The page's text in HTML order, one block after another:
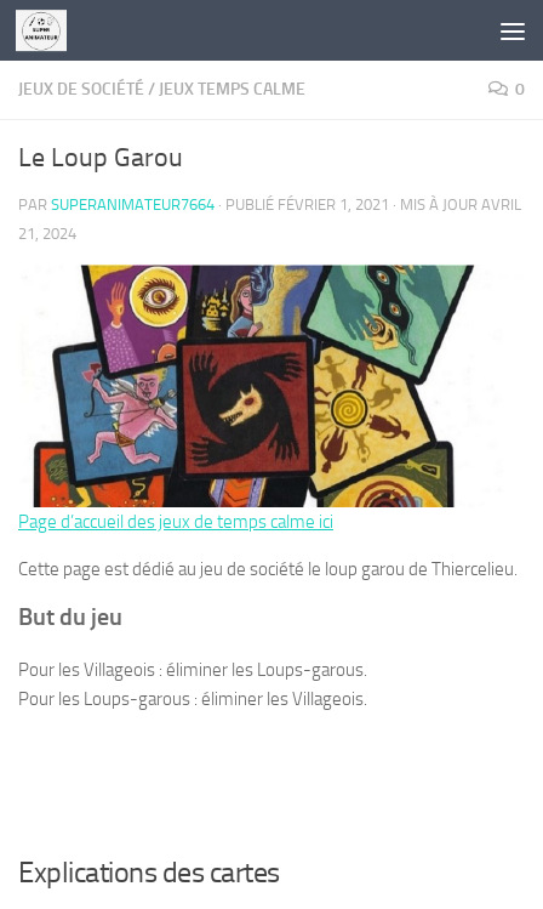
Skip to content
JEUX DE SOCIÉTÉ / JEUX TEMPS CALME 0
Le Loup Garou
PAR SUPERANIMATEUR7664 · PUBLIÉ FÉVRIER 1, 2021 · MIS À JOUR AVRIL
21, 2024
Page d’accueil des jeux de temps calme ici
Cette page est dédié au jeu de société le loup garou de Thiercelieu.
But du jeu
Pour les Villageois : éliminer les Loups-garous.
Pour les Loups-garous : éliminer les Villageois.
Explications des cartes